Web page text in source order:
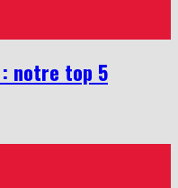
notre top 5